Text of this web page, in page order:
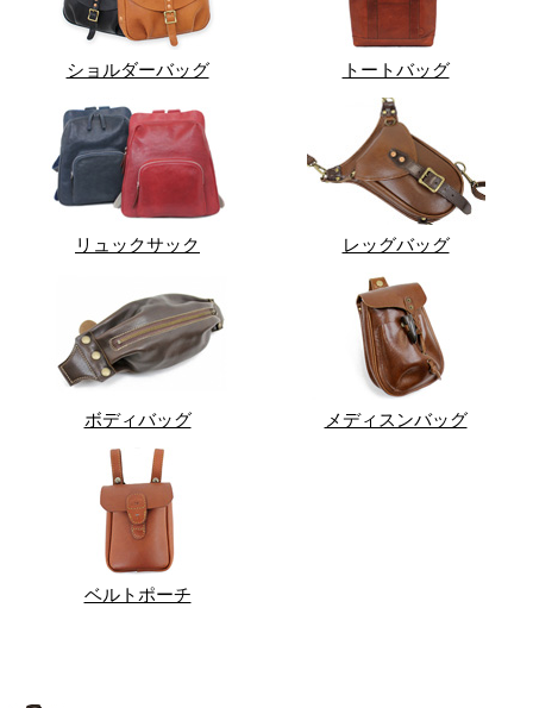
ショルダーバッグ トートバッグ
リュックサック レッグバッグ
ボディバッグ メディスンバッグ
ベルトポーチ